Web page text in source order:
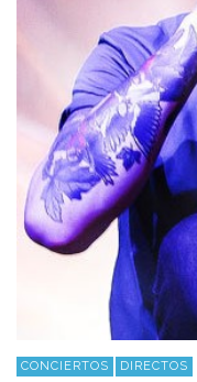
CONCIERTOS DIRECTOS